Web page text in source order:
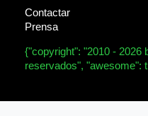
Contactar
Prensa
{"copyright": "2010 - 2026
reservados", "awesome":